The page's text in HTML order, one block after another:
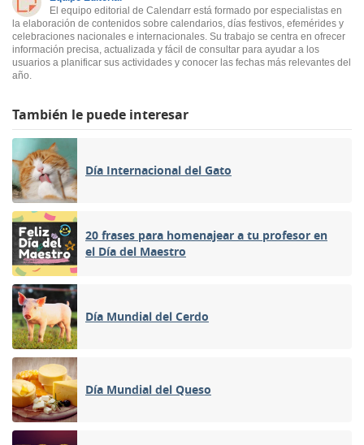
El equipo editorial de Calendarr está formado por especialistas en
la elaboración de contenidos sobre calendarios, días festivos, efemérides y
celebraciones nacionales e internacionales. Su trabajo se centra en ofrecer
información precisa, actualizada y fácil de consultar para ayudar a los
usuarios a planificar sus actividades y conocer las fechas más relevantes del
año.
También le puede interesar
Día Internacional del Gato
20 frases para homenajear a tu profesor en
el Día del Maestro
Día Mundial del Cerdo
Día Mundial del Queso